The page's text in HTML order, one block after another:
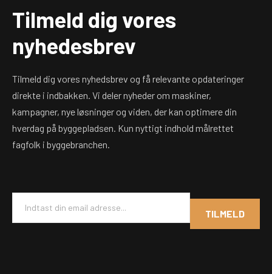
Tilmeld dig vores
nyhedesbrev
Tilmeld dig vores nyhedsbrev og få relevante opdateringer
direkte i indbakken. Vi deler nyheder om maskiner,
kampagner, nye løsninger og viden, der kan optimere din
hverdag på byggepladsen. Kun nyttigt indhold målrettet
fagfolk i byggebranchen.
a
TILMELD